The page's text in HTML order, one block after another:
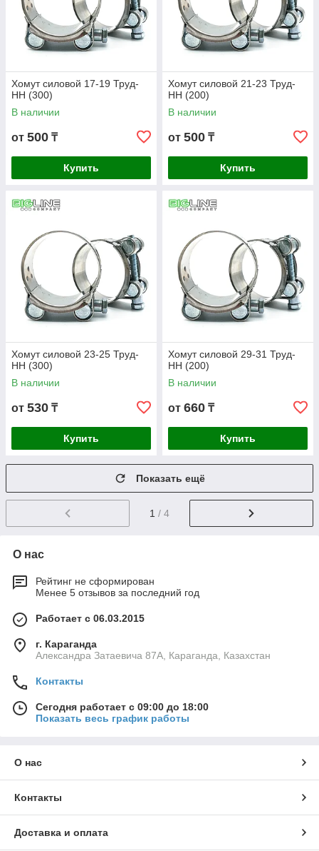
Хомут силовой 17-19 Труд-
НН (300)
В наличии
от 500 ₸
Купить
Хомут силовой 21-23 Труд-
НН (200)
В наличии
от 500 ₸
Купить
Хомут силовой 23-25 Труд-
НН (300)
В наличии
от 530 ₸
Купить
Хомут силовой 29-31 Труд-
НН (200)
В наличии
от 660 ₸
Купить
Показать ещё
1 / 4
О нас
Рейтинг не сформирован
Менее 5 отзывов за последний год
Работает с 06.03.2015
г. Караганда
Александра Затаевича 87А, Караганда, Казахстан
Контакты
Сегодня работает с 09:00 до 18:00
Показать весь график работы
О нас
Контакты
Доставка и оплата